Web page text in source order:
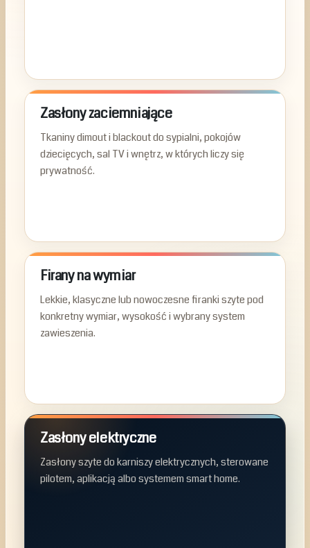
Zasłony zaciemniające
Tkaniny dimout i blackout do sypialni, pokojów
dziecięcych, sal TV i wnętrz, w których liczy się
prywatność.
Firany na wymiar
Lekkie, klasyczne lub nowoczesne firanki szyte pod
konkretny wymiar, wysokość i wybrany system
zawieszenia.
Zasłony elektryczne
Zasłony szyte do karniszy elektrycznych, sterowane
pilotem, aplikacją albo systemem smart home.